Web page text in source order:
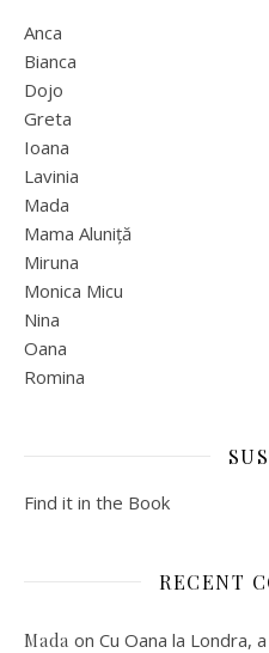
Anca
Bianca
Dojo
Greta
Ioana
Lavinia
Mada
Mama Aluniță
Miruna
Monica Micu
Nina
Oana
Romina
Find it in the Book
RECENT
Mada on Cu Oana la Londra,